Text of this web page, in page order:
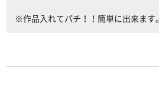
※作品入れてパチ！！簡単に出来ます。